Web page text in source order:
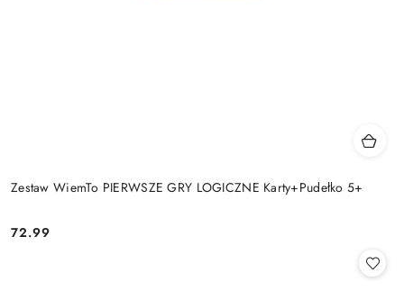
Zestaw WiemTo PIERWSZE GRY LOGICZNE Karty+Pudełko 5+
Cena:
72.99